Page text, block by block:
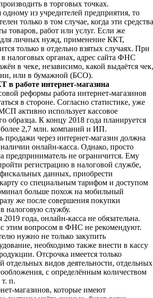
в торговых точках.
из учредителей предприятия, то
только в том случае, когда эти средства
товаров, работ или услуг. Если же
для личных нужд, применение ККТ,
только в отдельно взятых случаях. При
налоговых органах, адрес сайта ФНС
в чеке, независимо, какой выдаётся чек,
или в бумажной (БСО).
в работе интернет-магазина
реформы работа интернет-магазинов
в стороне. Согласно статистике, уже
активно использует кассовое
образца. К концу 2018 года планируется
2,7 млн. компаний и ИП.
продажи через интернет-магазин должна
онлайн-касса. Однако, просто
предприниматель не ограничится. Ему
регистрацию в налоговой службе,
данных, приобрести
со специальным тарифом и доступом
больше похож на мобильный
же после совершения покупки
налоговую службу.
года, онлайн-касса не обязательна.
с этим вопросом в ФНС не рекомендуют.
нужно не только закупить
необходимо также внести в кассу
Отсрочка имеется только
отдельных видов деятельности, отдельных
с определённым количеством
п.
магазинов, которые имеют